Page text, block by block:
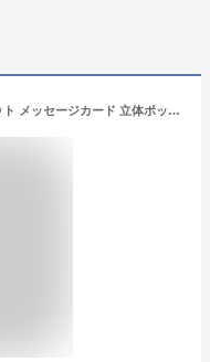
グリーティングカード ローズ 2枚セット メッセージカード 立体ポップアップカード バレンタインカード 誕生日カード 感謝状 母の日 結婚祝い 封筒付き